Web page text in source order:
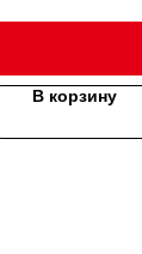
В корзину